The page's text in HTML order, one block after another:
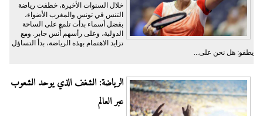
خلال السنوات الأخيرة، خطفت رياضة
التنس في تونس والمغرب الأضواء،
بفضل أسماء بدأت تلمع على الساحة
الدولية، وعلى رأسهم أُنس جابر. ومع
تزايد الاهتمام بهذه الرياضة، بدأ التساؤل
يطفو: هل نحن على...
الرياضة: الشغف الذي يوحد الشعوب
عبر العالم